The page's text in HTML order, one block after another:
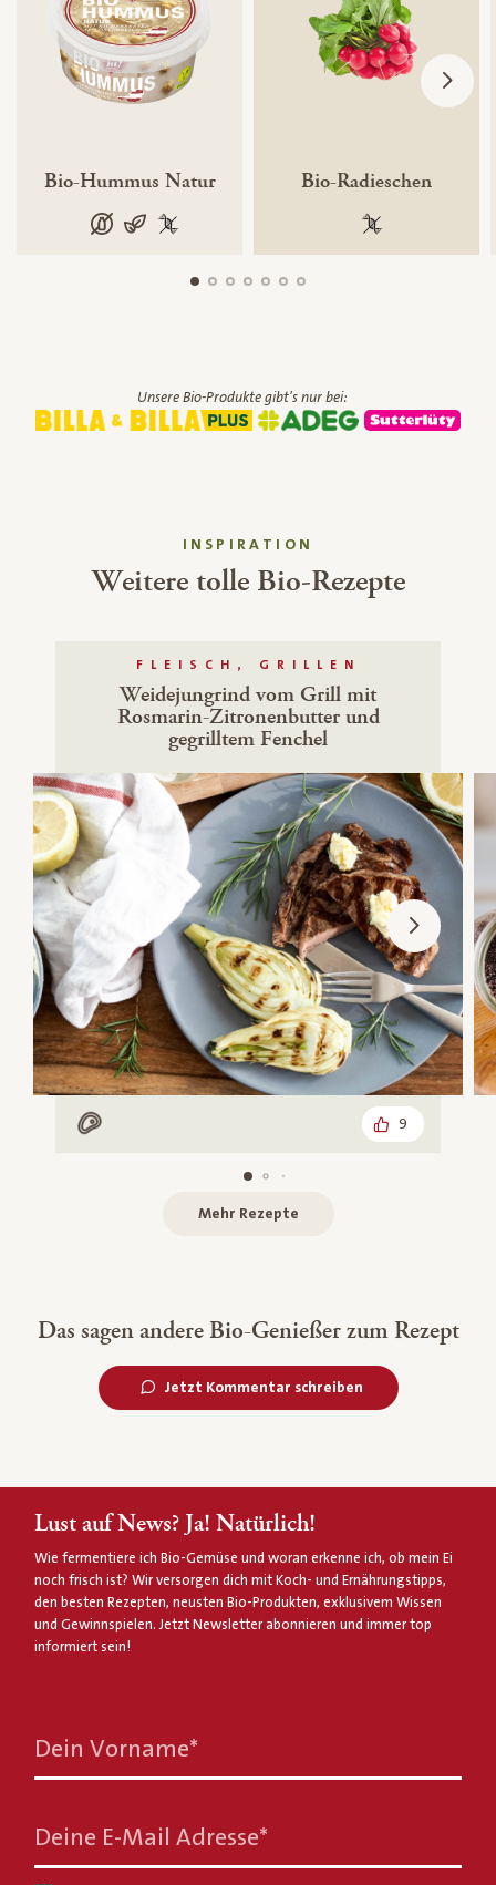
Bio-Hummus Natur
laktosefrei
vegan100 % gentechnikfrei
Bio-Radieschen
100 %
Unsere Bio-Produkte gibt's nur bei:
INSPIRATION
Weitere tolle Bio-Rezepte
FLEISCH, GRILLEN
Weidejungrind vom Grill mit
Rosmarin-Zitronenbutter und
gegrilltem Fenchel
Mit Fleisch 9
Mehr Rezepte
Das sagen andere Bio-Genießer zum Rezept
Jetzt Kommentar schreiben
Lust auf News? Ja! Natürlich!
Wie fermentiere ich Bio-Gemüse und woran erkenne ich, ob mein Ei
noch frisch ist? Wir versorgen dich mit Koch- und Ernährungstipps,
den besten Rezepten, neusten Bio-Produkten, exklusivem Wissen
und Gewinnspielen. Jetzt Newsletter abonnieren und immer top
informiert sein!
Dein Vorname*
Deine E-Mail Adresse*